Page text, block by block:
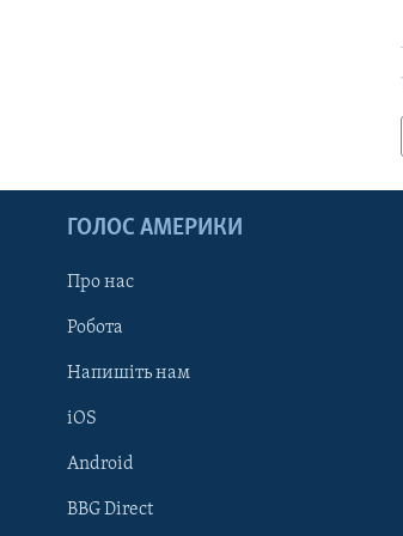
Learning English
ГОЛОС АМЕРИКИ
Про нас
Робота
Напишіть нам
iOS
Android
BBG Direct